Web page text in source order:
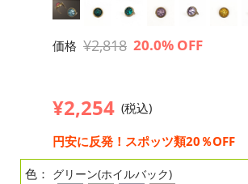
価格 ¥2,818 20.0% OFF
¥2,254 (税込)
円安に反発！スポッツ類20％OFF
色： グリーン(ホイルバック)